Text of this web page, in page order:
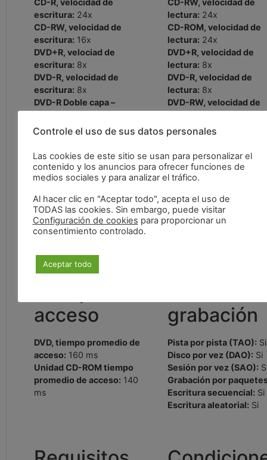
CD-R, velocidad de
escritura: 24x
CD-RW, velocidad de
escritura: 16x
DVD+R, velociad de
escritura: 8x
DVD-R, velocidad de
escritura: 8x
DVD-R Doble capa –
DVD+R Doble capa –
DVD+RW, velocidad de
escritura: 8x
DVD-RW, velocidad de
DVD-RAM, velocidad de
escritura:5x
CD-RW, velocidad de
lectura: 24x
CD-ROM, velocidad de
lectura: 24x
DVD+R, velocidad de
lectura: 8x
DVD-R, velocidad de
lectura: 8x
DVD-RW, velocidad de
DVD-RAM, velocidad de
lectura:
DVD-ROM, velocidad
máxima:8x
DVD-R Doble capa,
DVD+R Doble capa –
velocidad de escritura:
DVD+RW, velocidad de
acceso
DVD, tiempo promedio de
acceso: 160 ms
Unidad CD-ROM tiempo
promedio de acceso: 140
ms
grabación
Pista por pista (TAO): Si
Disco por vez (DAO): Si
Sesión por vez (SAO):
Grabación por
Escritura secuencial: Si
Escritura aleatorial: Si
Controle el uso de sus datos personales
Las cookies de este sitio se usan para personalizar el
contenido y los anuncios para ofrecer funciones de
medios sociales y para analizar el tráfico.
Al hacer clic en "Aceptar todo", acepta el uso de
TODAS las cookies. Sin embargo, puede visitar
Configuración de cookies para proporcionar un
consentimiento controlado.
Aceptar todo